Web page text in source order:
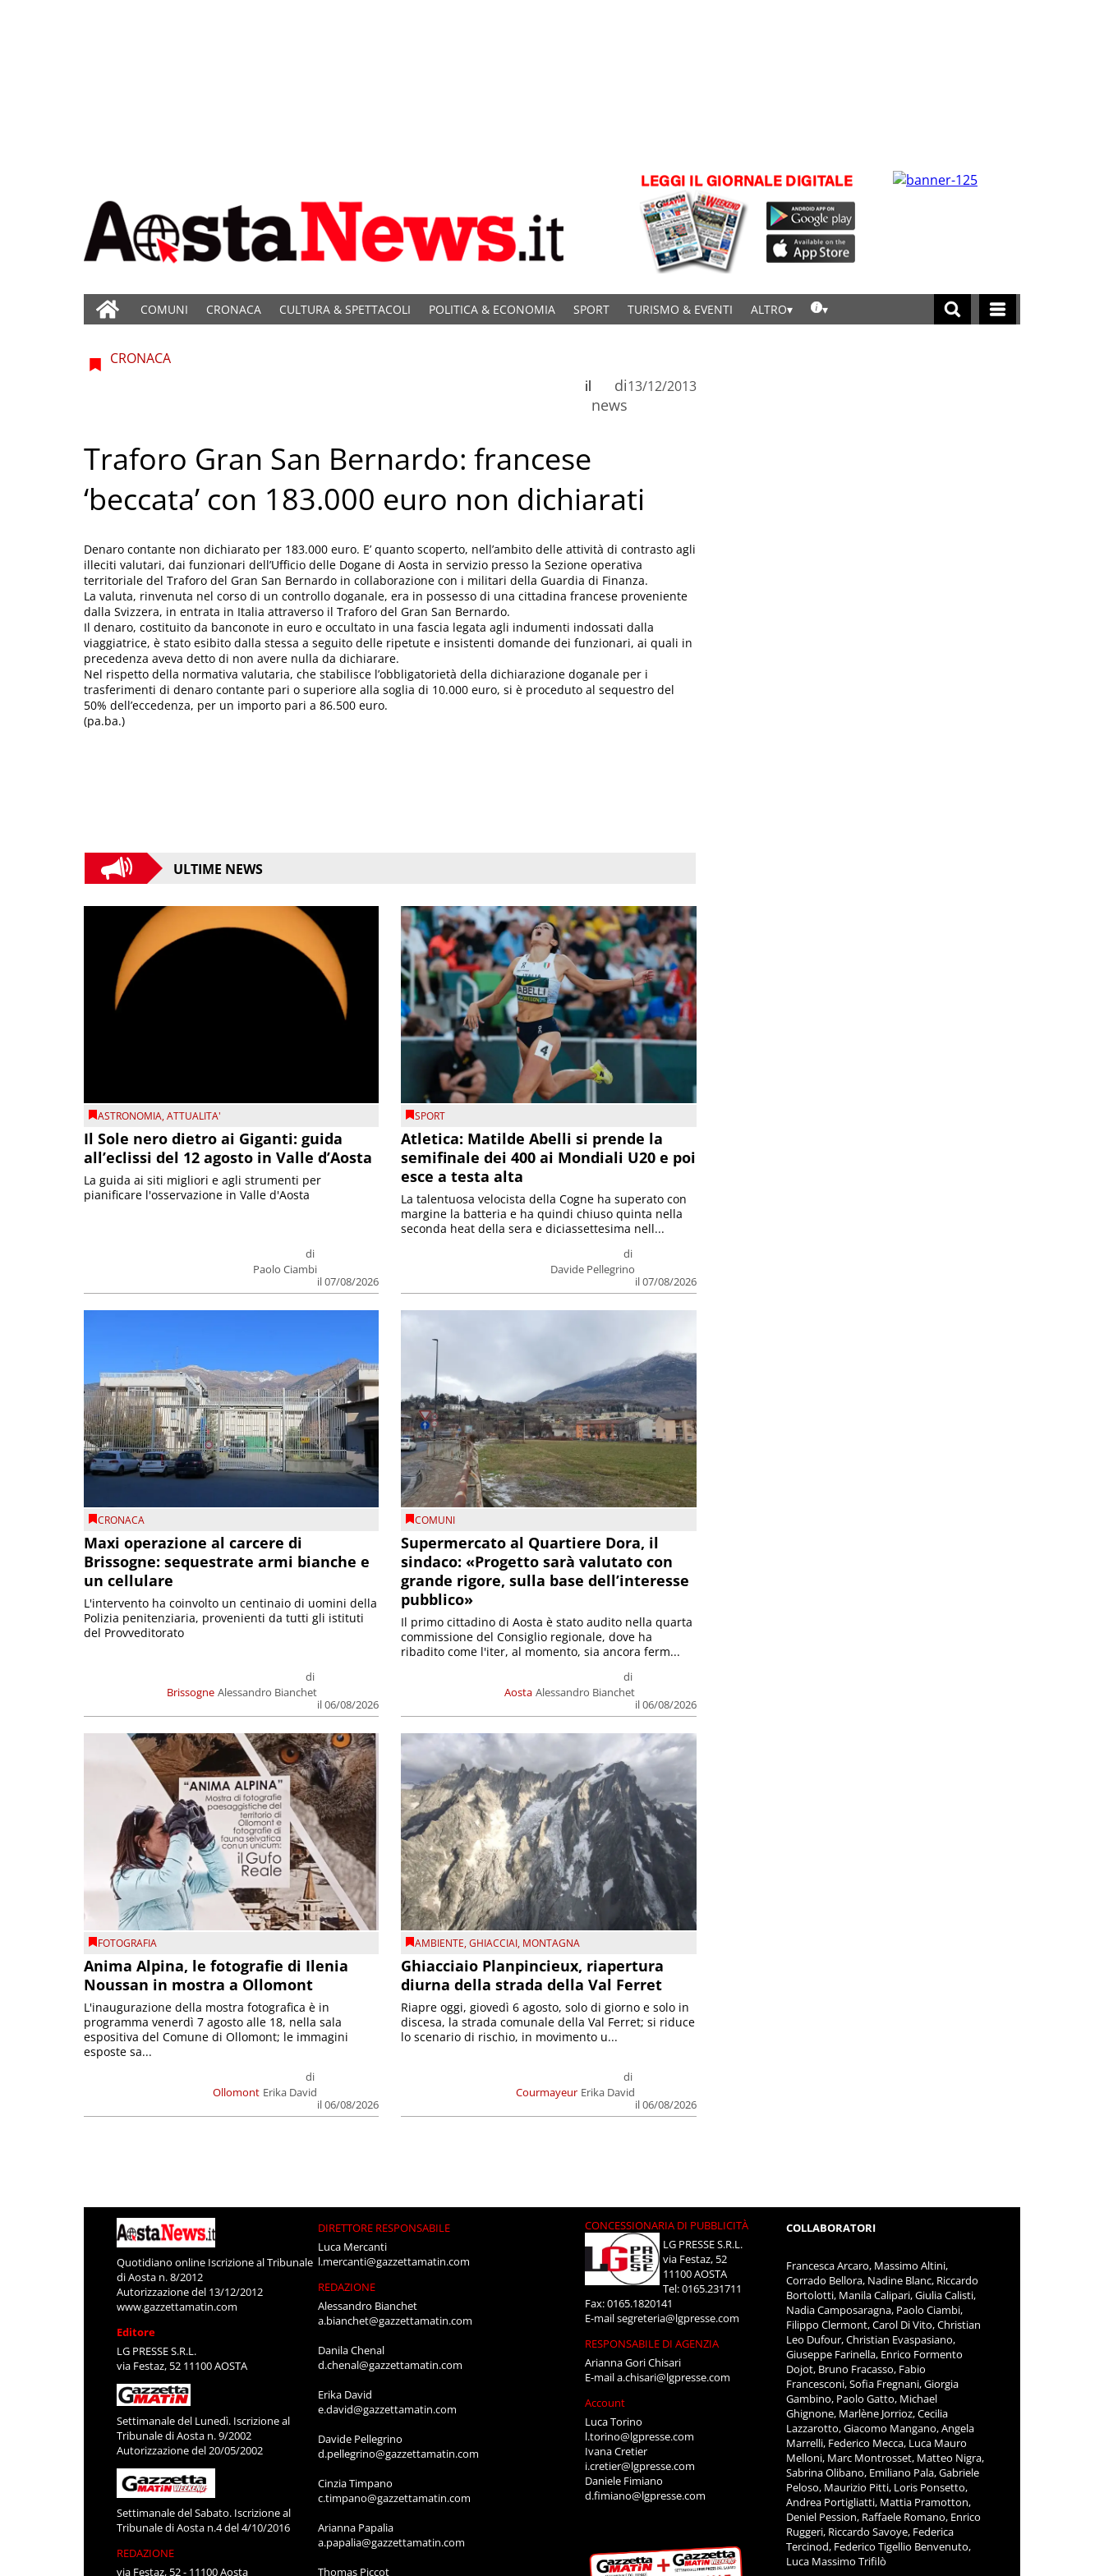
COMUNI CRONACA CULTURA & SPETTACOLI POLITICA & ECONOMIA SPORT TURISMO & EVENTI ALTRO
CRONACA
di
news
il 13/12/2013
Traforo Gran San Bernardo: francese
‘beccata’ con 183.000 euro non dichiarati
Denaro contante non dichiarato per 183.000 euro. E’ quanto scoperto, nell’ambito delle attività di contrasto agli
illeciti valutari, dai funzionari dell’Ufficio delle Dogane di Aosta in servizio presso la Sezione operativa
territoriale del Traforo del Gran San Bernardo in collaborazione con i militari della Guardia di Finanza.
La valuta, rinvenuta nel corso di un controllo doganale, era in possesso di una cittadina francese proveniente
dalla Svizzera, in entrata in Italia attraverso il Traforo del Gran San Bernardo.
Il denaro, costituito da banconote in euro e occultato in una fascia legata agli indumenti indossati dalla
viaggiatrice, è stato esibito dalla stessa a seguito delle ripetute e insistenti domande dei funzionari, ai quali in
precedenza aveva detto di non avere nulla da dichiarare.
Nel rispetto della normativa valutaria, che stabilisce l’obbligatorietà della dichiarazione doganale per i
trasferimenti di denaro contante pari o superiore alla soglia di 10.000 euro, si è proceduto al sequestro del
50% dell’eccedenza, per un importo pari a 86.500 euro.
(pa.ba.)
ULTIME NEWS
ASTRONOMIA,ATTUALITA'
Il Sole nero dietro ai Giganti: guida
all’eclissi del 12 agosto in Valle d’Aosta
di
Paolo Ciambi
il 07/08/2026
La guida ai siti migliori e agli strumenti per
pianificare l'osservazione in Valle d'Aosta
SPORT
Atletica: Matilde Abelli si prende la
semifinale dei 400 ai Mondiali U20 e poi
esce a testa alta
di
Davide Pellegrino
il 07/08/2026
La talentuosa velocista della Cogne ha superato con
margine la batteria e ha quindi chiuso quinta nella
seconda heat della sera e diciassettesima nell...
CRONACA
Maxi operazione al carcere di
Brissogne: sequestrate armi bianche e
un cellulare
Brissogne
di
Alessandro Bianchet
il 06/08/2026
L'intervento ha coinvolto un centinaio di uomini della
Polizia penitenziaria, provenienti da tutti gli istituti
del Provveditorato
COMUNI
Supermercato al Quartiere Dora, il
sindaco: «Progetto sarà valutato con
grande rigore, sulla base dell’interesse
pubblico»
Aosta
di
Alessandro Bianchet
il 06/08/2026
Il primo cittadino di Aosta è stato audito nella quarta
commissione del Consiglio regionale, dove ha
ribadito come l'iter, al momento, sia ancora ferm...
FOTOGRAFIA
Anima Alpina, le fotografie di Ilenia
Noussan in mostra a Ollomont
Ollomont
di
Erika David
il 06/08/2026
L'inaugurazione della mostra fotografica è in
programma venerdì 7 agosto alle 18, nella sala
espositiva del Comune di Ollomont; le immagini
esposte sa...
AMBIENTE,GHIACCIAI, MONTAGNA
Ghiacciaio Planpincieux, riapertura
diurna della strada della Val Ferret
Courmayeur
di
Erika David
il 06/08/2026
Riapre oggi, giovedì 6 agosto, solo di giorno e solo in
discesa, la strada comunale della Val Ferret; si riduce
lo scenario di rischio, in movimento u...
Quotidiano online Iscrizione al Tribunale
di Aosta n. 8/2012
Autorizzazione del 13/12/2012
www.gazzettamatin.com
Editore
LG PRESSE S.R.L.
via Festaz, 52 11100 AOSTA
Settimanale del Lunedì. Iscrizione al
Tribunale di Aosta n. 9/2002
Autorizzazione del 20/05/2002
Settimanale del Sabato. Iscrizione al
Tribunale di Aosta n.4 del 4/10/2016
REDAZIONE
via Festaz, 52 - 11100 Aosta
DIRETTORE RESPONSABILE
Luca Mercanti
l.mercanti@gazzettamatin.com
REDAZIONE
Alessandro Bianchet
a.bianchet@gazzettamatin.com
Danila Chenal
d.chenal@gazzettamatin.com
Erika David
e.david@gazzettamatin.com
Davide Pellegrino
d.pellegrino@gazzettamatin.com
Cinzia Timpano
c.timpano@gazzettamatin.com
Arianna Papalia
a.papalia@gazzettamatin.com
Thomas Piccot
CONCESSIONARIA DI PUBBLICITÀ
LG PRESSE S.R.L.
via Festaz, 52
11100 AOSTA
Tel: 0165.231711
Fax: 0165.1820141
E-mailsegreteria@lgpresse.com
RESPONSABILE DI AGENZIA
Arianna Gori Chisari
E-maila.chisari@lgpresse.com
Account
Luca Torino
l.torino@lgpresse.com
Ivana Cretier
i.cretier@lgpresse.com
Daniele Fimiano
d.fimiano@lgpresse.com
COLLABORATORI
Francesca Arcaro, Massimo Altini,
Corrado Bellora, Nadine Blanc, Riccardo
Bortolotti, Manila Calipari, Giulia Calisti,
Nadia Camposaragna, Paolo Ciambi,
Filippo Clermont, Carol Di Vito, Christian
Leo Dufour, Christian Evaspasiano,
Giuseppe Farinella, Enrico Formento
Dojot, Bruno Fracasso, Fabio
Francesconi, Sofia Fregnani, Giorgia
Gambino, Paolo Gatto, Michael
Ghignone, Marlène Jorrioz, Cecilia
Lazzarotto, Giacomo Mangano, Angela
Marrelli, Federico Mecca, Luca Mauro
Melloni, Marc Montrosset, Matteo Nigra,
Sabrina Olibano, Emiliano Pala, Gabriele
Peloso, Maurizio Pitti, Loris Ponsetto,
Andrea Portigliatti, Mattia Pramotton,
Deniel Pession, Raffaele Romano, Enrico
Ruggeri, Riccardo Savoye, Federica
Tercinod, Federico Tigellio Benvenuto,
Luca Massimo Trifilò